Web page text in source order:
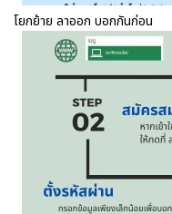
โยกย้าย ลาออก บอกกันก่อน